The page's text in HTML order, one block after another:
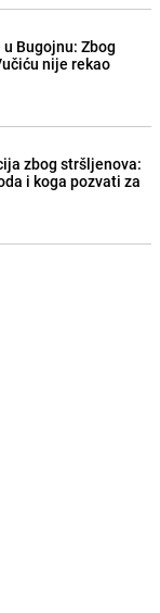
Bugojnu: Zbog
nije rekao
zbog stršljenova:
i koga pozvati za